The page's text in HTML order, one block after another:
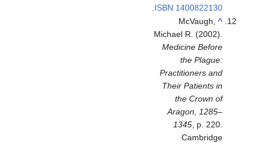
ISBN 1400822130
^
McVaugh,
Michael R. (2002).
Medicine Before
the Plague:
Practitioners and
Their Patients in
the Crown of
Aragon, 1285–
1345, p. 220.
Cambridge